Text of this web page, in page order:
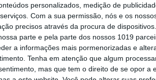
personalizados, medição de
Com a sua permissão, nós e os
precisos através da procura de
parte e pela parte dos nossos 1019
a informações mais pormenorizadas e
Tenha em atenção que algum
mas que tem o direito de se opor a
Continuar a ler
Portugal Quievrain